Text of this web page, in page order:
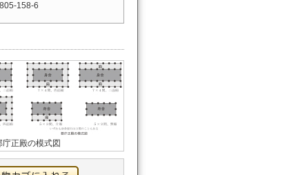
158-6
正殿の模式図